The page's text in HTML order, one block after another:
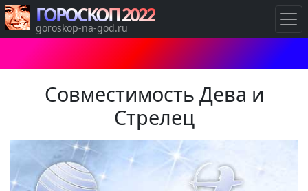
Совместимость Дева и
Стрелец
ГОРОСКОП 2022
goroskop-na-god.ru